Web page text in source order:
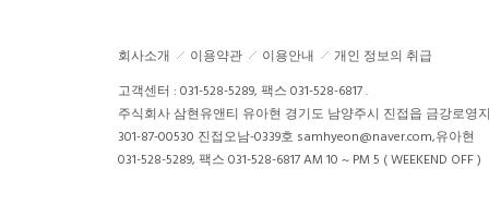
회사소개 이용약관 이용안내
개인 정보의 취급
고객센터 : 031-528-5289, 팩스 031-528-6817 .
주식회사 삼현유앤티 유아현 경기도 남양주시 진접읍 금강로영
301-87-00530 진접오남-0339호 samhyeon@naver.com,유아현
031-528-5289, 팩스 031-528-6817 AM 10 ~ PM 5 ( WEEKEND OFF )